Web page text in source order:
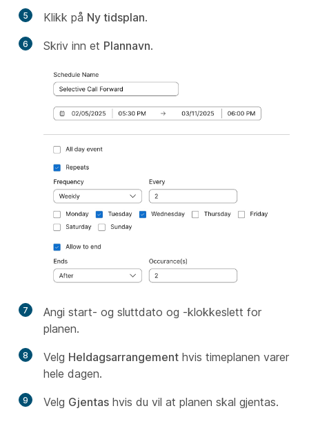
5 Klikk på Ny tidsplan.
6 Skriv inn et Plannavn.
7
Angi start- og sluttdato og -klokkeslett for
planen.
8 Velg Heldagsarrangement hvis timeplanen varer
hele dagen.
9 Velg Gjentas hvis du vil at planen skal gjentas.